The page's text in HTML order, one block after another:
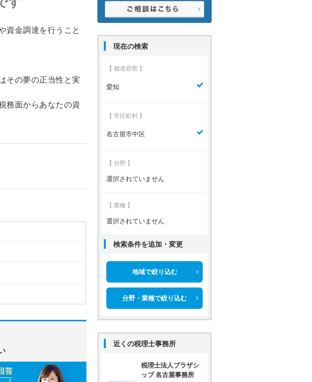
現在の検索
【 都道府県 】
愛知
【 市区町村 】
名古屋市中区
【 分野 】
選択されていません
【 業種 】
選択されていません
検索条件を追加・変更
地域で絞り込む
分野・業種で絞り込む
近くの税理士事務所
税理士法人ブラザシ
ップ 名古屋事務所
資金調達を行うこと
その夢の正当性と実
務面からあなたの資